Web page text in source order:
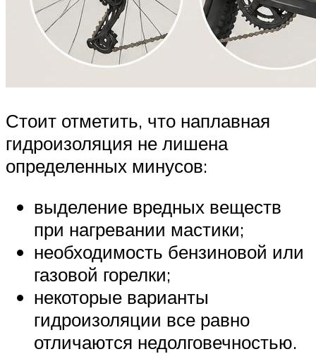
Стоит отметить, что наплавная
гидроизоляция не лишена
определенных минусов:
выделение вредных веществ
при нагревании мастики;
необходимость бензиновой или
газовой горелки;
некоторые варианты
гидроизоляции все равно
отличаются недолговечностью.